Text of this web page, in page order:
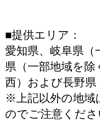
■提供エリア：
愛知県、岐阜県（
県（一部地域を除
西）および長野県
※上記以外の地域
のでご注意くださ